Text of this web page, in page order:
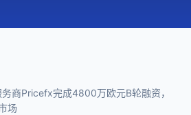
商Pricefx完成4800万欧元B轮融资，
场